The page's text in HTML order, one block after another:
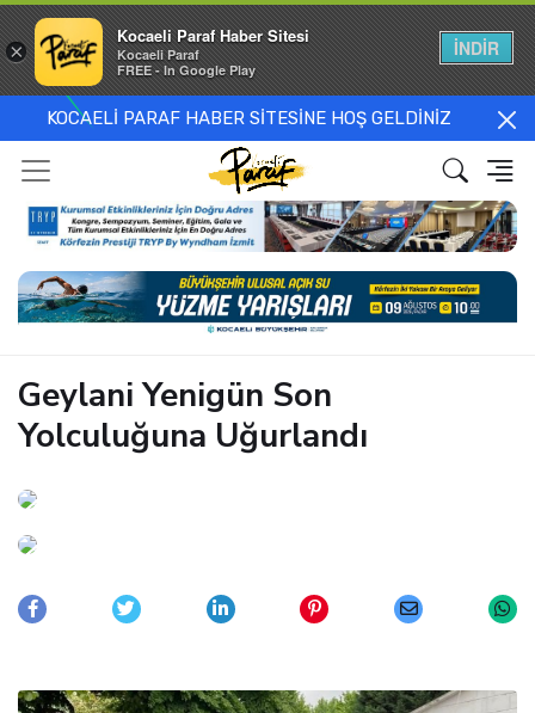
KOCAELİ PARAF HABER SİTESİNE HOŞ GELDİNİZ
Geylani Yenigün Son
Yolculuğuna Uğurlandı
×
Kocaeli Paraf Haber Sitesi
Kocaeli Paraf
FREE - In Google Play
İNDİR